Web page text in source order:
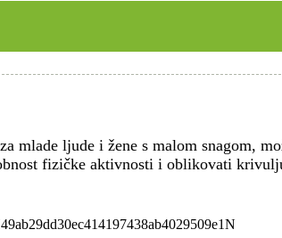
mlade ljude i žene s malom snagom,
fizičke aktivnosti i oblikovati